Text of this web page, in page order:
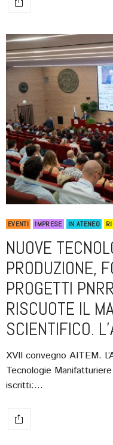
EVENTI IMPRESE IN ATENEO
NUOVE
PRODUZIONE,
PROGETTI
RISCUOTE IL
SCIENTIFICO.
XVII convegno AITEM.
Tecnologie
iscritti:…